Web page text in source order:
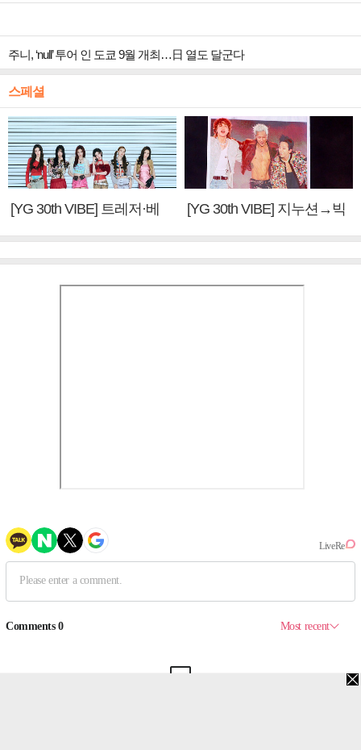
주니, ‘null’ 투어 인 도쿄 9월 개최…日 열도 달군다
스페셜
[YG 30th VIBE] 트레저·베
[YG 30th VIBE] 지누션→빅